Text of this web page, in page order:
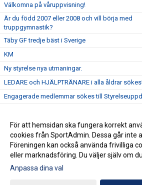
Välkomna på våruppvisning!
Är du född 2007 eller 2008 och vill börja med
truppgymnastik?
Täby GF tredje bäst i Sverige
KM
Ny styrelse nya utmaningar.
LEDARE och HJÄLPTRÄNARE i alla åldrar sökes!
Engagerade medlemmar sökes till
Välkommen till Våruppvisning 2014
Täby vidare till SM-final
Gå till Webbversion
För att hemsidan ska fungera korrekt
cookies från SportAdmin. Dessa går inte
Föreningen kan också använda frivilliga
eller marknadsföring. Du väljer själv om
Anpassa dina val